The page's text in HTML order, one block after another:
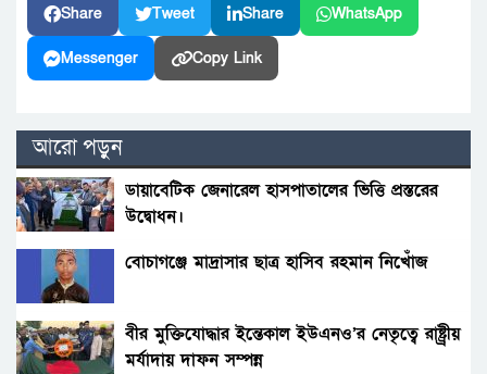
Share Tweet Share WhatsApp
Messenger Copy Link
আরো পড়ুন
ডায়াবেটিক জেনারেল হাসপাতালের ভিত্তি প্রস্তরের
উদ্বোধন।
বোচাগঞ্জে মাদ্রাসার ছাত্র হাসিব রহমান নিখোঁজ
বীর মুক্তিযোদ্ধার ইন্তেকাল ইউএনও’র নেতৃত্বে রাষ্ট্র্রীয়
মর্যাদায় দাফন সম্পন্ন